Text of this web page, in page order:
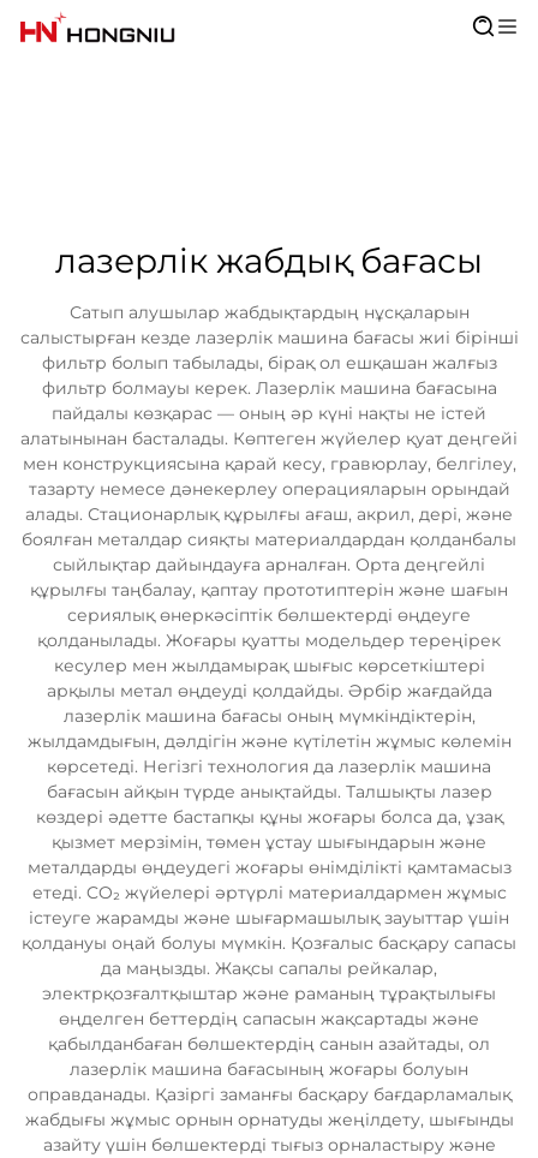
лазерлік жабдық бағасы
Сатып алушылар жабдықтардың нұсқаларын
салыстырған кезде лазерлік машина бағасы жиі бірінші
фильтр болып табылады, бірақ ол ешқашан жалғыз
фильтр болмауы керек. Лазерлік машина бағасына
пайдалы көзқарас — оның әр күні нақты не істей
алатынынан басталады. Көптеген жүйелер қуат деңгейі
мен конструкциясына қарай кесу, гравюрлау, белгілеу,
тазарту немесе дәнекерлеу операцияларын орындай
алады. Стационарлық құрылғы ағаш, акрил, дері, және
боялған металдар сияқты материалдардан қолданбалы
сыйлықтар дайындауға арналған. Орта деңгейлі
құрылғы таңбалау, қаптау прототиптерін және шағын
сериялық өнеркәсіптік бөлшектерді өңдеуге
қолданылады. Жоғары қуатты модельдер тереңірек
кесулер мен жылдамырақ шығыс көрсеткіштері
арқылы метал өңдеуді қолдайды. Әрбір жағдайда
лазерлік машина бағасы оның мүмкіндіктерін,
жылдамдығын, дәлдігін және күтілетін жұмыс көлемін
көрсетеді. Негізгі технология да лазерлік машина
бағасын айқын түрде анықтайды. Талшықты лазер
көздері әдетте бастапқы құны жоғары болса да, ұзақ
қызмет мерзімін, төмен ұстау шығындарын және
металдарды өңдеудегі жоғары өнімділікті қамтамасыз
етеді. CO₂ жүйелері әртүрлі материалдармен жұмыс
істеуге жарамды және шығармашылық зауыттар үшін
қолдануы оңай болуы мүмкін. Қозғалыс басқару сапасы
да маңызды. Жақсы сапалы рейкалар,
электрқозғалтқыштар және раманың тұрақтылығы
өңделген беттердің сапасын жақсартады және
қабылданбаған бөлшектердің санын азайтады, ол
лазерлік машина бағасының жоғары болуын
оправданады. Қазіргі заманғы басқару бағдарламалық
жабдығы жұмыс орнын орнатуды жеңілдету, шығынды
азайту үшін бөлшектерді тығыз орналастыру және